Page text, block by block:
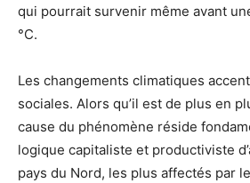
qui pourrait survenir même avant
°C.
Les changements climatiques
sociales. Alors qu’il est de plus en
cause du phénomène réside
logique capitaliste et productiviste
pays du Nord, les plus affectés par